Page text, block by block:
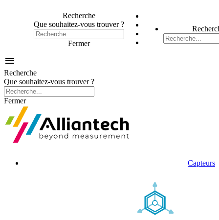
Recherche
Que souhaitez-vous trouver ?
Fermer

Recherche
Que souhaitez-vous trouver ?
Fermer
Capteurs